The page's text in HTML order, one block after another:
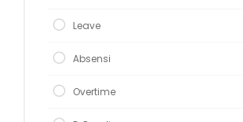
Leave
Absensi
Overtime